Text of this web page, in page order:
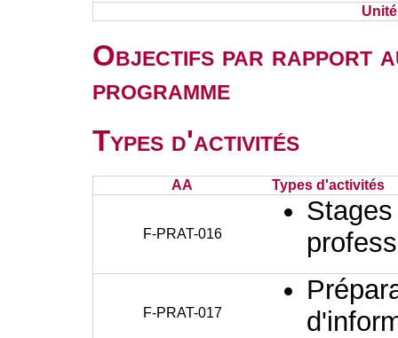
Objectifs par rapport
programme
Types d'activités
AA Types d'activités
F-PRAT-016
F-PRAT-017